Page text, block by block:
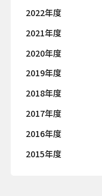
2022年度
2021年度
2020年度
2019年度
2018年度
2017年度
2016年度
2015年度